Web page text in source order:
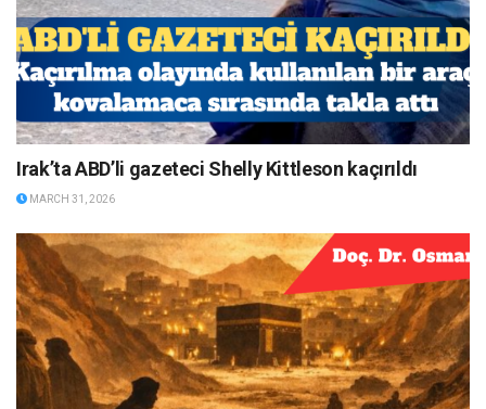
Irak’ta ABD’li gazeteci Shelly Kittleson kaçırıldı
MARCH 31, 2026